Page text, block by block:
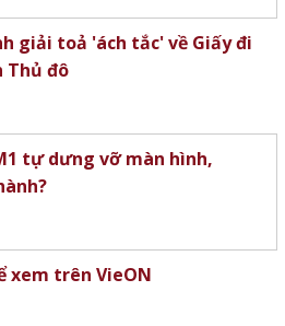
giải toả 'ách tắc' về Giấy đi
Thủ đô
tự dưng vỡ màn hình,
xem trên VieON